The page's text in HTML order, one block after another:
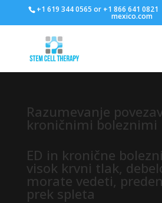
+1 619 344 0565 or +1 866 641 0821
mexico.com
Razumevanje
kroničnimi boleznimi
ED in kronične
visok krvni tlak,
morate vedeti,
prek spleta